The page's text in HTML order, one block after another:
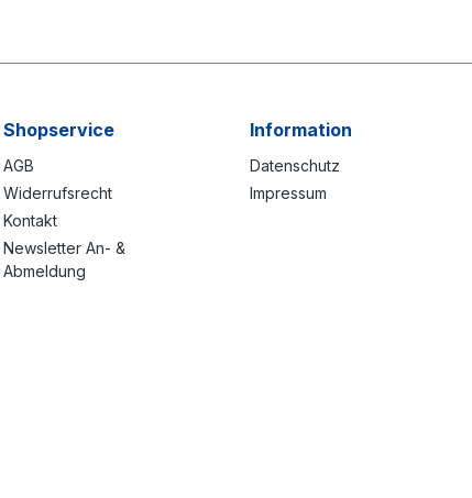
Shopservice
AGB
Widerrufsrecht
Kontakt
Newsletter An- &
Abmeldung
Information
Datenschutz
Impressum